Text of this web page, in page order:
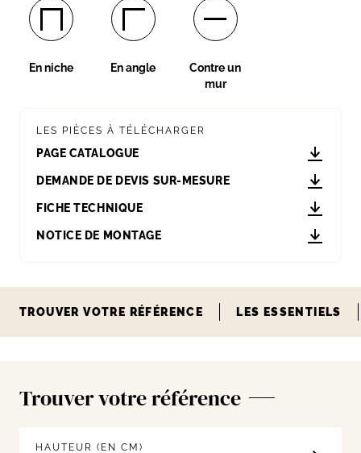
En niche En angle
Contre un
mur
LES PIÈCES À TÉLÉCHARGER
PAGE CATALOGUE
DEMANDE DE DEVIS SUR-MESURE
FICHE TECHNIQUE
NOTICE DE MONTAGE
TROUVER VOTRE RÉFÉRENCE LES ESSENTIELS
Trouver votre référence
HAUTEUR (EN CM)